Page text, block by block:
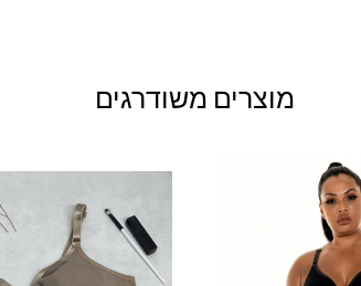
מוצרים משודרגים